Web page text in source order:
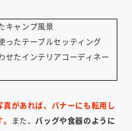
キャンプ風景
ったテーブルセッティング
せたインテリアコーディネー
があれば、バナーにも転用し
また、 バッグや食器のように